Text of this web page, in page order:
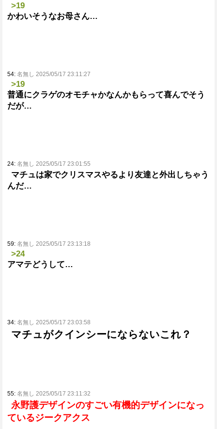
>19
かわいそうなお母さん…
54: 名無し 2025/05/17 23:11:27
>19
普通にクラゲのオモチャかなんかもらって喜んでそう
だが…
24: 名無し 2025/05/17 23:01:55
マチュは家でクリスマスやるより友達と外出しちゃう
んだ…
59: 名無し 2025/05/17 23:13:18
>24
アマテどうして…
34: 名無し 2025/05/17 23:03:58
マチュがクインシーにならないこれ？
55: 名無し 2025/05/17 23:11:32
永野護デザインのすごい有機的デザインになっ
ているジークアクス